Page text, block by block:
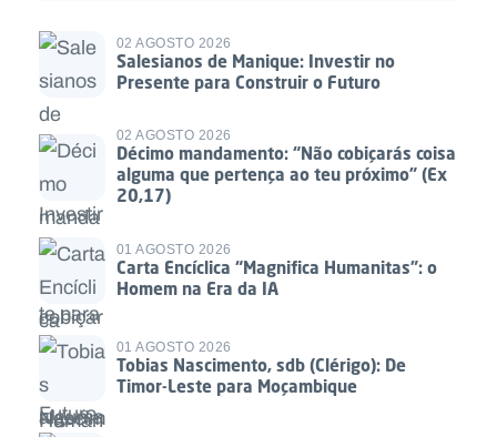
02 AGOSTO 2026
Salesianos de Manique: Investir no
Presente para Construir o Futuro
02 AGOSTO 2026
Décimo mandamento: “Não cobiçarás coisa
alguma que pertença ao teu próximo” (Ex
20,17)
01 AGOSTO 2026
Carta Encíclica “Magnifica Humanitas”: o
Homem na Era da IA
01 AGOSTO 2026
Tobias Nascimento, sdb (Clérigo): De
Timor-Leste para Moçambique